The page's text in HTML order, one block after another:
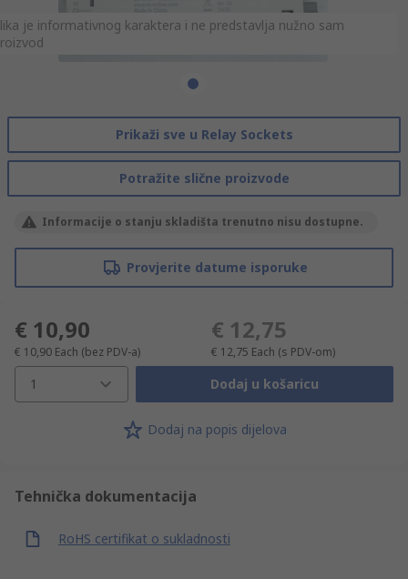
je informativnog karaktera i ne predstavlja nužno sam
Prikaži sve u Relay Sockets
Potražite slične proizvode
Informacije o stanju skladišta trenutno nisu dostupne.
Provjerite datume isporuke
€ 10,90
€ 10,90 Each (bez PDV-a)
€ 12,75
€ 12,75 Each (s PDV-om)
1 Dodaj u košaricu
Dodaj na popis dijelova
Tehnička dokumentacija
RoHS certifikat o sukladnosti